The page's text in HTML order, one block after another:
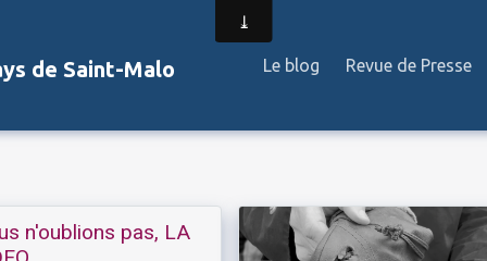
de Saint-Malo Le blog Revue de Presse
n'oublions pas, LA